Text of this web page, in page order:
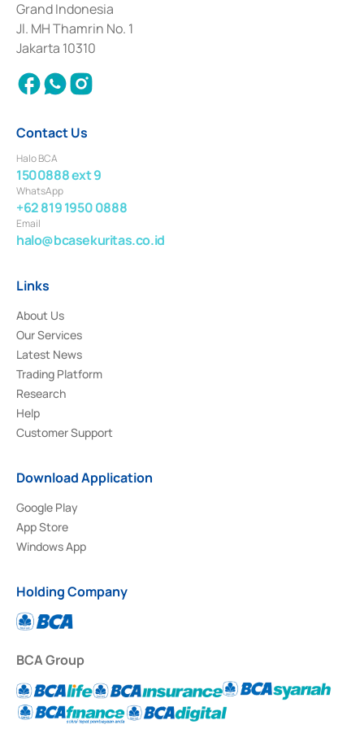
2017 and other business licenses from Bank Indonesia as a Supporting
Institution for the Issuance, Transaction, and Administration and
Settlement of Commercial Paper Transactions whose license was issued in
2018.
Grand Indonesia
Jl. MH Thamrin No. 1
Jakarta 10310
Contact Us
Halo BCA
1500888 ext 9
WhatsApp
+62 819 1950 0888
Email
halo@bcasekuritas.co.id
Links
About Us
Our Services
Latest News
Trading Platform
Research
Help
Customer Support
Download Application
Google Play
App Store
Windows App
Holding Company
BCA Group